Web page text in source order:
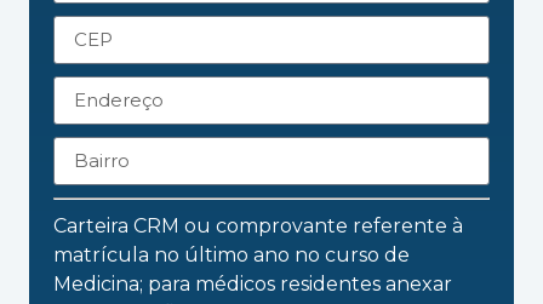
Carteira CRM ou comprovante referente à
matrícula no último ano no curso de
Medicina; para médicos residentes anexar